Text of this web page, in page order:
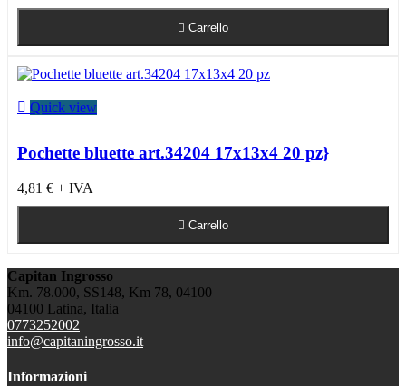
 Carrello
 Quick view
Pochette bluette art.34204 17x13x4 20 pz}
4,81 € + IVA
 Carrello
Capitan Ingrosso
Km. 78.000, SS148, Km 78, 04100
04100 Latina, Italia
0773252002
info@capitaningrosso.it
Informazioni